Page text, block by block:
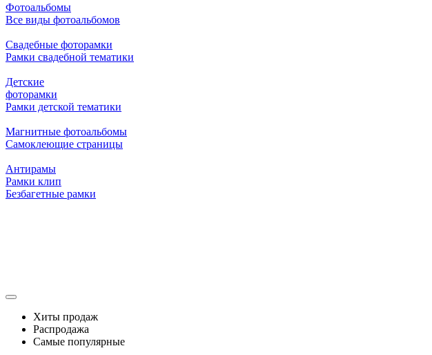
Фотоальбомы
Все виды фотоальбомов
Свадебные фоторамки
Рамки свадебной тематики
Детские
фоторамки
Рамки детской тематики
Магнитные фотоальбомы
Самоклеющие страницы
Антирамы
Рамки клип
Безбагетные рамки
Хиты продаж
Распродажа
Самые популярные